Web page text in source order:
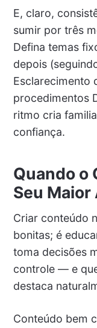
E, claro,
sumir por três
Defina temas
depois
Esclarecimento
procedimentos
ritmo cria
confiança.
Quando o
Seu Maior
Criar conteúdo
bonitas; é
toma decisões
controle — e
destaca
Conteúdo bem